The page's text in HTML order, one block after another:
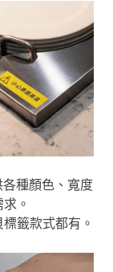
種顏色、寬度
。
籤款式都有。